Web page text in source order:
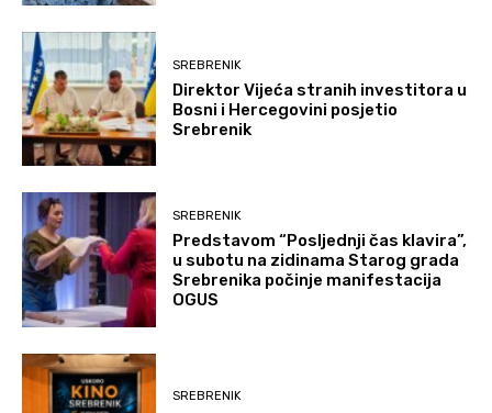
SREBRENIK
Direktor Vijeća stranih investitora u
Bosni i Hercegovini posjetio
Srebrenik
SREBRENIK
Predstavom “Posljednji čas klavira”,
u subotu na zidinama Starog grada
Srebrenika počinje manifestacija
OGUS
SREBRENIK